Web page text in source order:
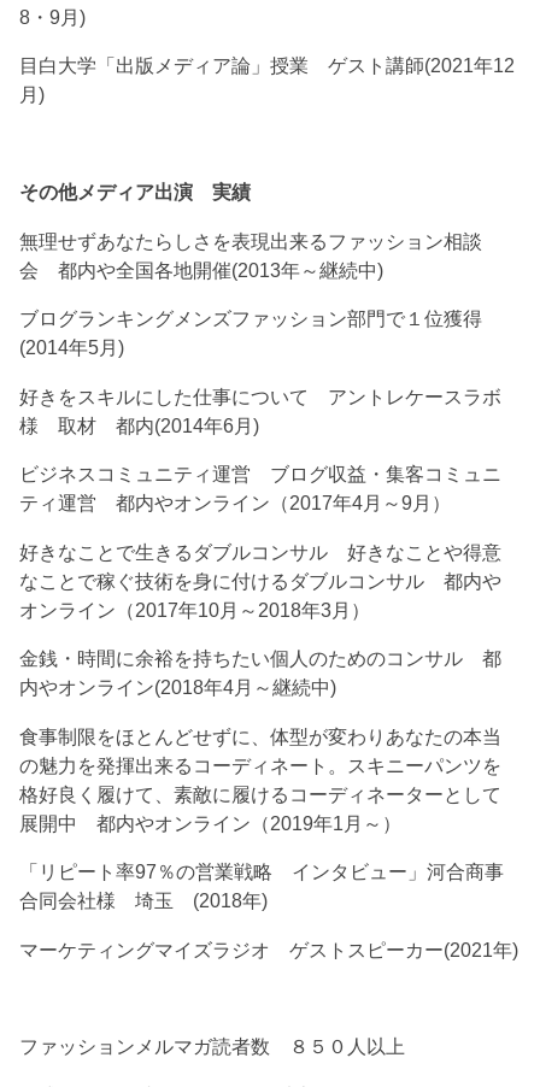
8・9月)
目白大学「出版メディア論」授業 ゲスト講師(2021年12
月)
その他メディア出演 実績
無理せずあなたらしさを表現出来るファッション相談
会 都内や全国各地開催(2013年～継続中)
ブログランキングメンズファッション部門で１位獲得
(2014年5月)
好きをスキルにした仕事について アントレケースラボ
様 取材 都内(2014年6月)
ビジネスコミュニティ運営 ブログ収益・集客コミュニ
ティ運営 都内やオンライン（2017年4月～9月）
好きなことで生きるダブルコンサル 好きなことや得意
なことで稼ぐ技術を身に付けるダブルコンサル 都内や
オンライン（2017年10月～2018年3月）
金銭・時間に余裕を持ちたい個人のためのコンサル 都
内やオンライン(2018年4月～継続中)
食事制限をほとんどせずに、体型が変わりあなたの本当
の魅力を発揮出来るコーディネート。スキニーパンツを
格好良く履けて、素敵に履けるコーディネーターとして
展開中 都内やオンライン（2019年1月～）
「リピート率97％の営業戦略 インタビュー」河合商事
合同会社様 埼玉 (2018年)
マーケティングマイズラジオ ゲストスピーカー(2021年)
ファッションメルマガ読者数 ８５０人以上